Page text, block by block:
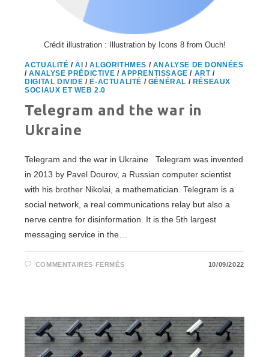
Crédit illustration : Illustration by Icons 8 from Ouch!
ACTUALITÉ /AI /ALGORITHMES / ANALYSE DE DONNÉES
/ANALYSE PRÉDICTIVE /APPRENTISSAGE / ART/
DIGITAL DIVIDE / E-ACTUALITÉ / GÉNÉRAL / RÉSEAUX
SOCIAUX ET WEB 2.0
Telegram and the war in
Ukraine
Telegram and the war in Ukraine Telegram was invented
in 2013 by Pavel Dourov, a Russian computer scientist
with his brother Nikolai, a mathematician. Telegram is a
social network, a real communications relay but also a
nerve centre for disinformation. It is the 5th largest
messaging service in the…
COMMENTAIRES FERMÉSSUR
10/09/2022